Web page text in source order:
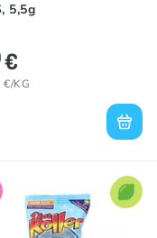
5,5g
€
KG